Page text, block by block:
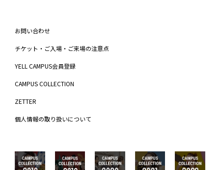
お問い合わせ
チケット・ご入場・ご来場の注意点
YELL CAMPUS会員登録
CAMPUS COLLECTION
ZETTER
個人情報の取り扱いについて